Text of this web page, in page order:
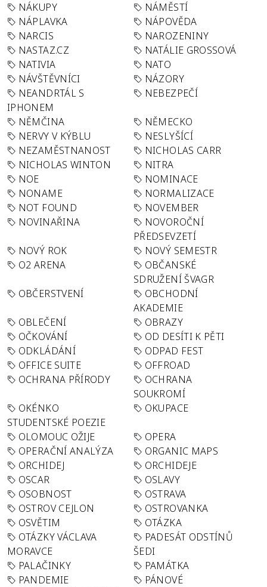
NÁKUPY
NÁMĚSTÍ
NÁPLAVKA
NÁPOVĚDA
NARCIS
NAROZENINY
NASTAZ.CZ
NATÁLIE GROSSOVÁ
NATIVIA
NATO
NÁVŠTĚVNÍCI
NÁZORY
NEANDRTÁL S
IPHONEM
NEBEZPEČÍ
NĚMČINA
NĚMECKO
NERVY V KÝBLU
NESLYŠÍCÍ
NEZAMĚSTNANOST
NICHOLAS CARR
NICHOLAS WINTON
NITRA
NOE
NOMINACE
NONAME
NORMALIZACE
NOT FOUND
NOVEMBER
NOVINAŘINA
NOVOROČNÍ
PŘEDSEVZETÍ
NOVÝ ROK
NOVÝ SEMESTR
O2 ARENA
OBČANSKÉ
SDRUŽENÍ ŠVAGR
OBČERSTVENÍ
OBCHODNÍ
AKADEMIE
OBLEČENÍ
OBRAZY
OČKOVÁNÍ
OD DESÍTI K PĚTI
ODKLÁDÁNÍ
ODPAD FEST
OFFICE SUITE
OFFROAD
OCHRANA PŘÍRODY
OCHRANA
SOUKROMÍ
OKÉNKO
STUDENTSKÉ POEZIE
OKUPACE
OLOMOUC OŽIJE
OPERA
OPERAČNÍ ANALÝZA
ORGANIC MAPS
ORCHIDEJ
ORCHIDEJE
OSCAR
OSLAVY
OSOBNOST
OSTRAVA
OSTROV CEJLON
OSTROVANKA
OSVĚTIM
OTÁZKA
OTÁZKY VÁCLAVA
MORAVCE
PADESÁT ODSTÍNŮ
ŠEDI
PALAČINKY
PAMÁTKA
PANDEMIE
PÁNOVÉ